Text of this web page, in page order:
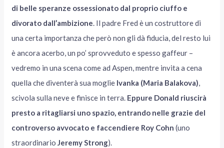
di belle speranze ossessionato dal proprio ciuffo e
divorato dall’ambizione. Il padre Fred è un costruttore di
una certa importanza che però non gli dà fiducia, del resto lui
è ancora acerbo, un po’ sprovveduto e spesso gaffeur –
vedremo in una scena come ad Aspen, mentre invita a cena
quella che diventerà sua moglie Ivanka (Maria Balakova),
scivola sulla neve e finisce in terra. Eppure Donald riuscirà
presto a ritagliarsi uno spazio, entrando nelle grazie del
controverso avvocato e faccendiere Roy Cohn (uno
straordinarioJeremy Strong).